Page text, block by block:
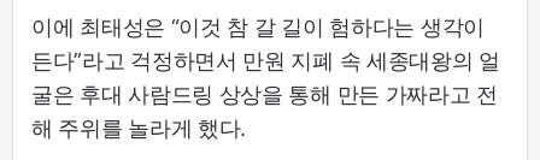
이에 최태성은 “이것 참 갈 길이 험하다는 생각이
든다”라고 걱정하면서 만원 지폐 속 세종대왕의 얼
굴은 후대 사람드링 상상을 통해 만든 가짜라고 전
해 주위를 놀라게 했다.